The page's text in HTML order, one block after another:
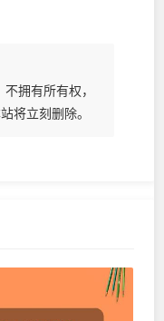
拥有所有权，
将立刻删除。